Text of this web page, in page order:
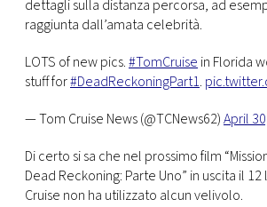
dettagli sulla distanza percorsa, ad
raggiunta dall’amata celebrità.
LOTS of new pics.#TomCruise in Florida
stuff for#DeadReckoningPart1.
— Tom Cruise News (@TCNews62)April
Di certo si sa che nel prossimo film
Dead Reckoning: Parte Uno” in uscita il
Cruise non ha utilizzato alcun velivolo.